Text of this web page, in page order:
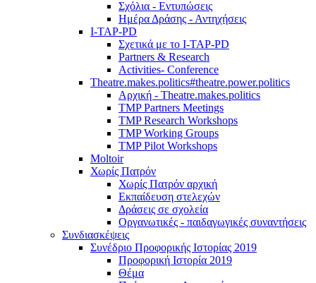
Σχόλια - Εντυπώσεις
Ημέρα Δράσης - Αντηχήσεις
I-TAP-PD
Σχετικά με το I-TAP-PD
Partners & Research
Activities- Conference
Theatre.makes.politics#theatre.power.politics
Αρχική - Theatre.makes.politics
TMP Partners Meetings
TMP Research Workshops
TMP Working Groups
TMP Pilot Workshops
Moltoir
Χωρίς Πατρόν
Χωρίς Πατρόν αρχική
Εκπαίδευση στελεχών
Δράσεις σε σχολεία
Οργανωτικές - παιδαγωγικές συναντήσεις
Συνδιασκέψεις
Συνέδριο Προφορικής Ιστορίας 2019
Προφορική Ιστορία 2019
Θέμα